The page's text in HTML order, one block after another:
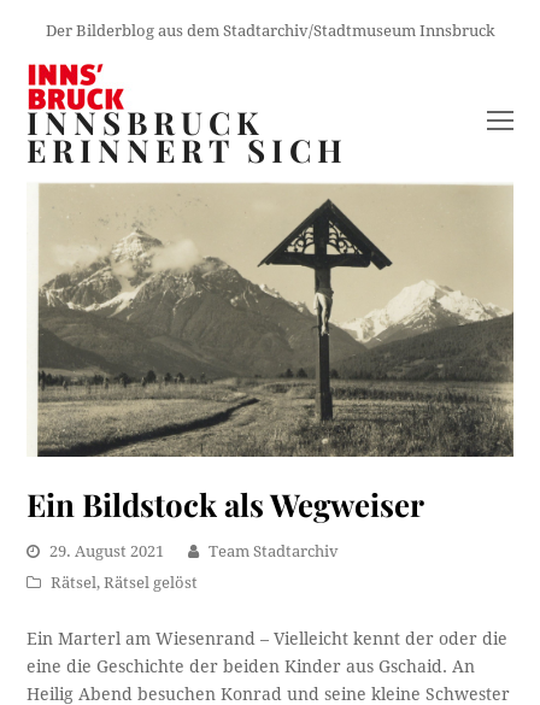
Der Bilderblog aus dem Stadtarchiv/Stadtmuseum Innsbruck
INNSBRUCK
ERINNERT SICH
Ein Bildstock als Wegweiser
29. August 2021
Team Stadtarchiv
Rätsel,Rätsel gelöst
Ein Marterl am Wiesenrand – Vielleicht kennt der oder die
eine die Geschichte der beiden Kinder aus Gschaid. An
Heilig Abend besuchen Konrad und seine kleine Schwester